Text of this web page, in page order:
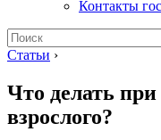
Контакты
Статьи ›
Что делать
взрослого?